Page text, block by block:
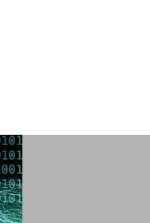
ングネットワークス